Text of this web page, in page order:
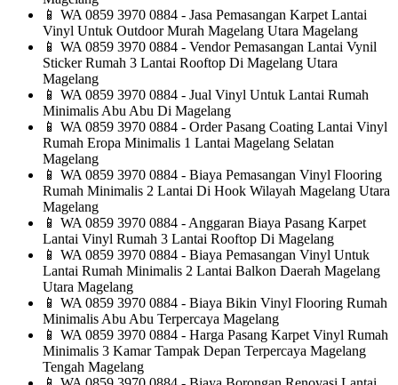
📱 WA 0859 3970 0884 - Jasa Pemasangan Karpet Lantai
Vinyl Untuk Outdoor Murah Magelang Utara Magelang
📱 WA 0859 3970 0884 - Vendor Pemasangan Lantai Vynil
Sticker Rumah 3 Lantai Rooftop Di Magelang Utara
Magelang
📱 WA 0859 3970 0884 - Jual Vinyl Untuk Lantai Rumah
Minimalis Abu Abu Di Magelang
📱 WA 0859 3970 0884 - Order Pasang Coating Lantai Vinyl
Rumah Eropa Minimalis 1 Lantai Magelang Selatan
Magelang
📱 WA 0859 3970 0884 - Biaya Pemasangan Vinyl Flooring
Rumah Minimalis 2 Lantai Di Hook Wilayah Magelang Utara
Magelang
📱 WA 0859 3970 0884 - Anggaran Biaya Pasang Karpet
Lantai Vinyl Rumah 3 Lantai Rooftop Di Magelang
📱 WA 0859 3970 0884 - Biaya Pemasangan Vinyl Untuk
Lantai Rumah Minimalis 2 Lantai Balkon Daerah Magelang
Utara Magelang
📱 WA 0859 3970 0884 - Biaya Bikin Vinyl Flooring Rumah
Minimalis Abu Abu Terpercaya Magelang
📱 WA 0859 3970 0884 - Harga Pasang Karpet Vinyl Rumah
Minimalis 3 Kamar Tampak Depan Terpercaya Magelang
Tengah Magelang